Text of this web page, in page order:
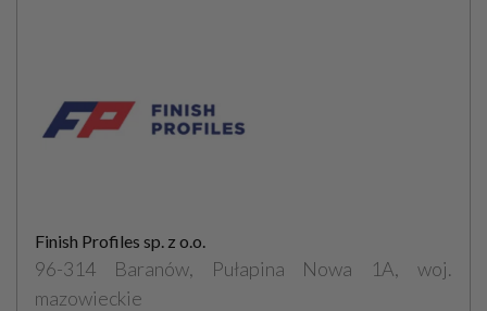
Finish Profiles sp. z o.o.
96-314 Baranów, Pułapina Nowa 1A, woj.
mazowieckie